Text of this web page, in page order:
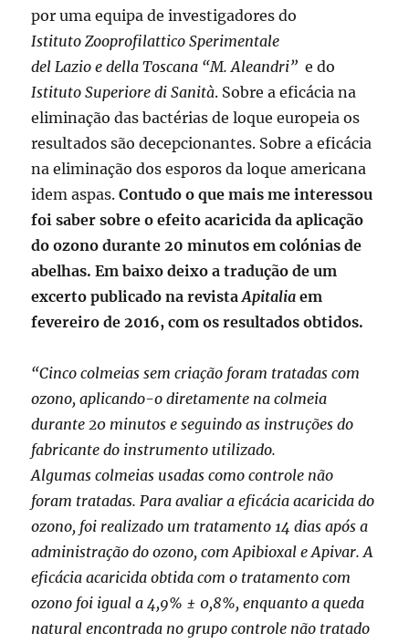
por uma equipa de investigadores do
Istituto Zooprofilattico Sperimentale
del Lazio e della Toscana “M. Aleandri”e do
Istituto Superiore di Sanità. Sobre a eficácia na
eliminação das bactérias de loque europeia os
resultados são decepcionantes. Sobre a eficácia
na eliminação dos esporos da loque americana
idem aspas.Contudo o que mais me interessou
foi saber sobre o efeito acaricida da aplicação
do ozono durante 20 minutos em colónias de
abelhas. Em baixo deixo a tradução de um
excerto publicado na revistaApitalia em
fevereiro de 2016, com os resultados obtidos.
“Cinco colmeias sem criação foram tratadas com
ozono, aplicando-o diretamente na colmeia
durante 20 minutos e seguindo as instruções do
fabricante do instrumento utilizado.
Algumas colmeias usadas como controle não
foram tratadas. Para avaliar a eficácia acaricida do
ozono, foi realizado um tratamento 14 dias após a
administração do ozono, com Apibioxal e Apivar. A
eficácia acaricida obtida com o tratamento com
ozono foi igual a 4,9% ± 0,8%, enquanto a queda
natural encontrada no grupo controle não tratado